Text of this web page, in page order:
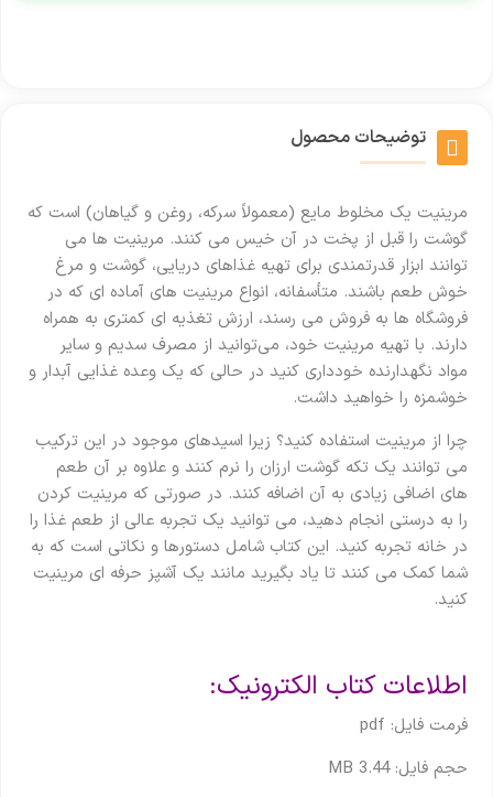
توضیحات محصول
مرینیت یک مخلوط مایع (معمولاً سرکه، روغن و گیاهان) است که
گوشت را قبل از پخت در آن خیس می کنند. مرینیت ها می
توانند ابزار قدرتمندی برای تهیه غذاهای دریایی، گوشت و مرغ
خوش طعم باشند. متأسفانه، انواع مرینیت های آماده ای که در
فروشگاه ها به فروش می رسند، ارزش تغذیه ای کمتری به همراه
دارند. با تهیه مرینیت خود، می‌توانید از مصرف سدیم و سایر
مواد نگهدارنده خودداری کنید در حالی که یک وعده غذایی آبدار و
خوشمزه را خواهید داشت.
چرا از مرینیت استفاده کنید؟ زیرا اسیدهای موجود در این ترکیب
می توانند یک تکه گوشت ارزان را نرم کنند و علاوه بر آن طعم
های اضافی زیادی به آن اضافه کنند. در صورتی که مرینیت کردن
را به درستی انجام دهید، می توانید یک تجربه عالی از طعم غذا را
در خانه تجربه کنید. این کتاب شامل دستورها و نکاتی است که به
شما کمک می کنند تا یاد بگیرید مانند یک آشپز حرفه ای مرینیت
کنید.
اطلاعات کتاب الکترونیک:
فرمت فایل: pdf
حجم فایل: 3.44 MB